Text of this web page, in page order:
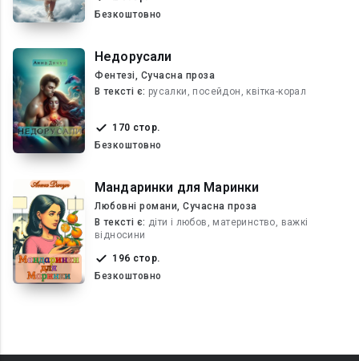
Безкоштовно
Недорусали
Фентезі, Сучасна проза
В текcті є: русалки, посейдон, квітка-корал
170 стор.
Безкоштовно
Мандаринки для Маринки
Любовні романи, Сучасна проза
В текcті є: діти і любов, материнство, важкі
відносини
196 стор.
Безкоштовно